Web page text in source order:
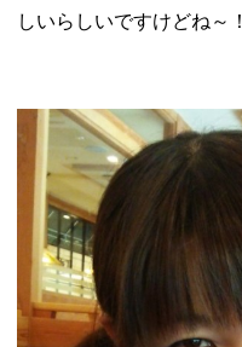
しいらしいですけどね～！